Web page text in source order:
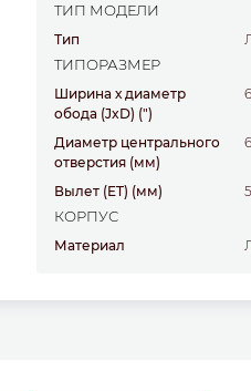
ТИП МОДЕЛИ
Тип
ТИПОРАЗМЕР
Ширина х диаметр
обода (JxD) (")
Диаметр центрального
отверстия (мм)
Вылет (ET) (мм)
КОРПУС
Материал